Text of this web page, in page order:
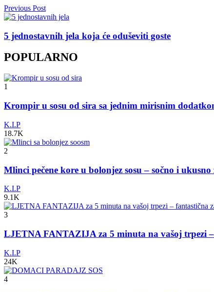
Previous Post
5 jednostavnih jela koja će oduševiti goste
POPULARNO
1
Krompir u sosu od sira sa jednim mirisnim
K.I.P
18.7K
2
Mlinci pečene kore u bolonjez sosu – sočno i
K.I.P
9.1K
3
LJETNA FANTAZIJA za 5 minuta na vašoj trpezi –
K.I.P
24K
4